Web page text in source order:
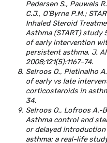
Pedersen S., Pauwels
C.J., O’Byrne P.M.;
Inhaled Steroid
Asthma (START)
of early intervention
persistent asthma. J.
2008;121(5):1167–74.
Selroos O., Pietinalho
of early vs late
corticosteroids in
34.
Selroos O., Lofroos A.-
Asthma control and
or delayed
asthma: a real-life